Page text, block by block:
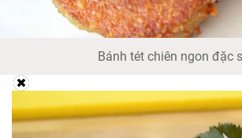
Bánh tét chiên ngon đặc